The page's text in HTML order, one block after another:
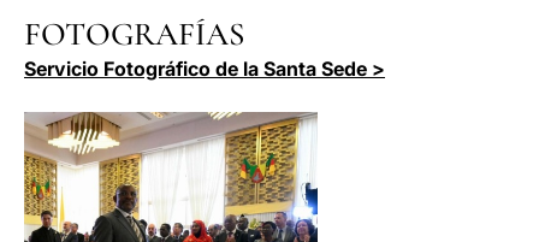
FOTOGRAFÍAS
Servicio Fotográfico de la Santa Sede >